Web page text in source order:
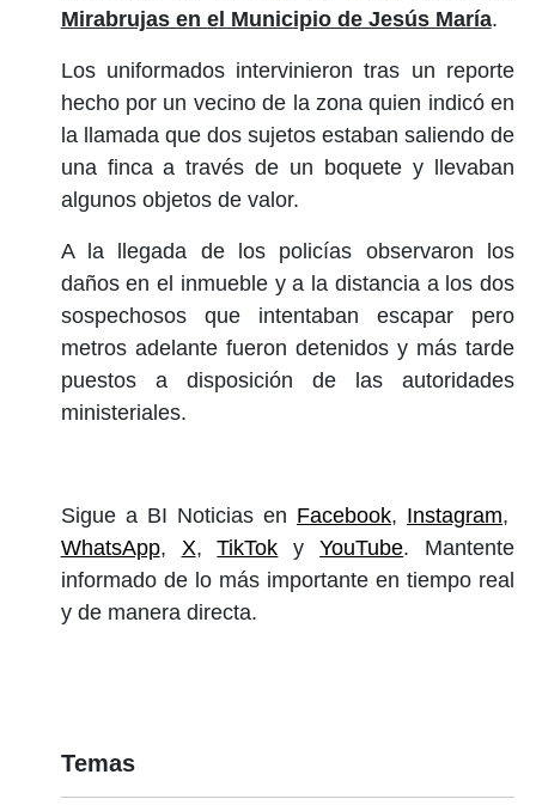
Mirabrujas en el Municipio de Jesús María.
Los uniformados intervinieron tras un reporte
hecho por un vecino de la zona quien indicó en
la llamada que dos sujetos estaban saliendo de
una finca a través de un boquete y llevaban
algunos objetos de valor.
A la llegada de los policías observaron los
daños en el inmueble y a la distancia a los dos
sospechosos que intentaban escapar pero
metros adelante fueron detenidos y más tarde
puestos a disposición de las autoridades
ministeriales.
Sigue a BI Noticias en Facebook, Instagram,
WhatsApp, X,TikTok yYouTube. Mantente
informado de lo más importante en tiempo real
y de manera directa.
Temas